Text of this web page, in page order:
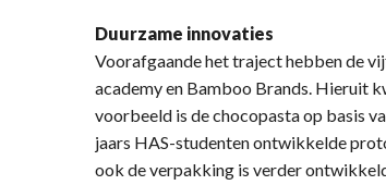
Duurzame innovaties
Voorafgaande het traject hebben de
academy en Bamboo Brands. Hieruit
voorbeeld is de chocopasta op basis
jaars HAS-studenten ontwikkelde
ook de verpakking is verder